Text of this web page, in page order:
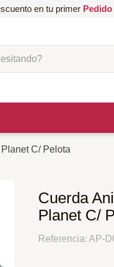
en tu primer
C/ Pelota
Cuerda
Planet C/
Referencia: AP-